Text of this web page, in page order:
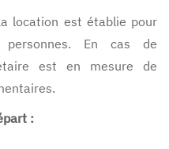
location est établie pour
En cas de
est en mesure de
: